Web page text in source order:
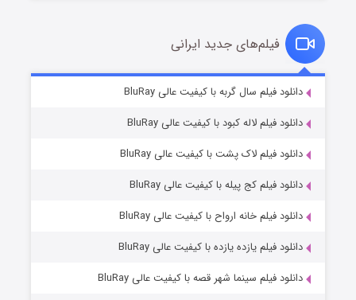
قسمت7 (زیرنویس) منتشر شد
فیلم‌های جدید ایرانی
دانلود فیلم سال گربه با کیفیت عالی BluRay
دانلود فیلم لاله کبود با کیفیت عالی BluRay
دانلود فیلم لاک پشت با کیفیت عالی BluRay
دانلود فیلم کج‌ پیله با کیفیت عالی BluRay
دانلود فیلم خانه ارواح با کیفیت عالی BluRay
دانلود فیلم یازده یازده با کیفیت عالی BluRay
دانلود فیلم سینما شهر قصه با کیفیت عالی BluRay